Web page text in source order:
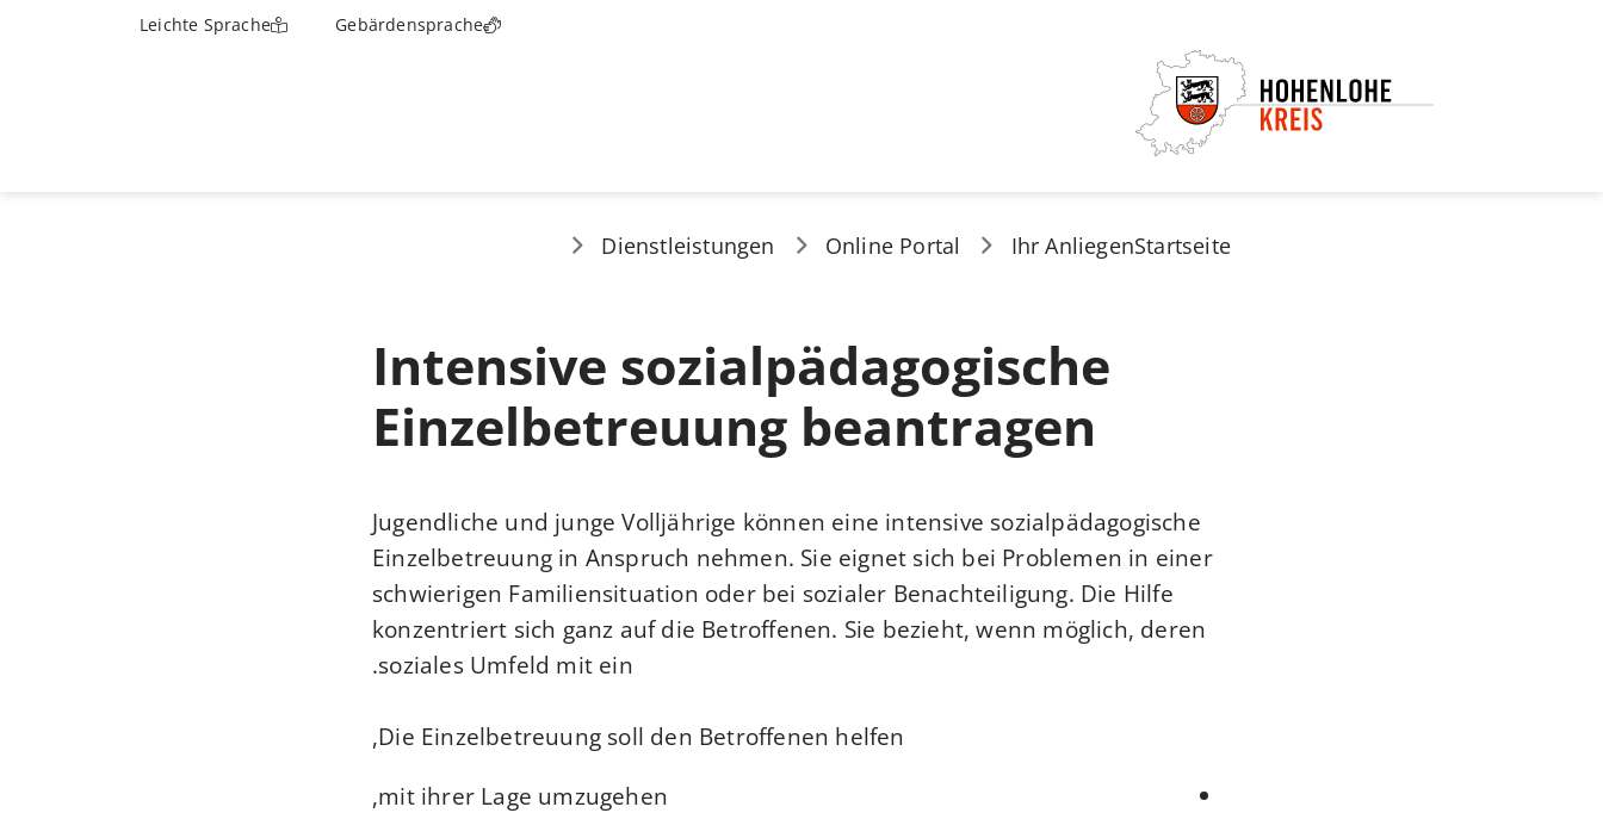
Gebärdensprache
Leichte Sprache
Startseite
Ihr Anliegen
Online Portal
Dienstleistungen
Intensive sozialpädagogische
Einzelbetreuung beantragen
Jugendliche und junge Volljährige können eine intensive sozialpädagogische
Einzelbetreuung in Anspruch nehmen. Sie eignet sich bei Problemen in einer
schwierigen Familiensituation oder bei sozialer Benachteiligung. Die Hilfe
konzentriert sich ganz auf die Betroffenen. Sie bezieht, wenn möglich, deren
soziales Umfeld mit ein.
Die Einzelbetreuung soll den Betroffenen helfen,
mit ihrer Lage umzugehen,